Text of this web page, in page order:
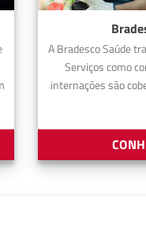
A Bradesco Saúde
Serviços como
internações são